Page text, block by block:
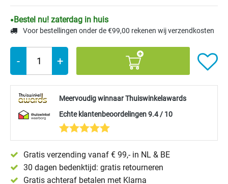
Bestel nu! zaterdag in huis
Voor bestellingen onder de €99,00 rekenen wij verzendkosten
- +
Meervoudig winnaar Thuiswinkelawards
Echte klantenbeoordelingen 9.4 / 10
Gratis verzending vanaf € 99,- in NL & BE
30 dagen bedenktijd: gratis retourneren
Gratis achteraf betalen met Klarna